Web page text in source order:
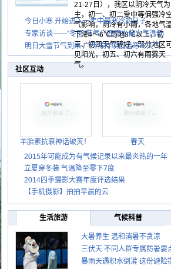
21-27日），我区以阴冷天气为
主，初一、初二受中等偏强冷
气影响，阴冷有小雨，各地气
下降4～6℃局地8℃以上，初
三、初四天气转好，部分地区可
见阳光，初五、初六有雨雾天
气。
今日小寒 开始进入一年中最寒冷的日子
专家访谈——“冬至”节气广西雨水偏少气温低
明日大雪节气到来 广西将持续低温寒冷天气
社区互动
羊胎素抗衰神话破灭！
春天
2015年可能成为有气候记录以来最炎热的一年
立夏穿冬装 气温降至零下7度
2014四季摄影大赛年度评选结果
【手机摄影】拍拍早晨的云
生活旅游 气候科普
大暑养生 温和消暑不贪凉
三伏天 不同人群专属防暑要
请收好
暴雨天遇积水倒灌 这份避险